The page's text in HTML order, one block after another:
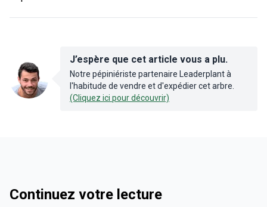
J’espère que cet article vous a plu.
Notre pépiniériste partenaire Leaderplant à
l'habitude de vendre et d'expédier cet arbre.
(Cliquez ici pour découvrir)
Continuez votre lecture